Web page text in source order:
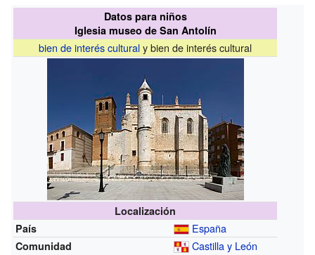
Datos para niños
Iglesia museo de San Antolín
bien de interés culturaly bien de interés cultural
Localización
País
España
Comunidad Castilla y León